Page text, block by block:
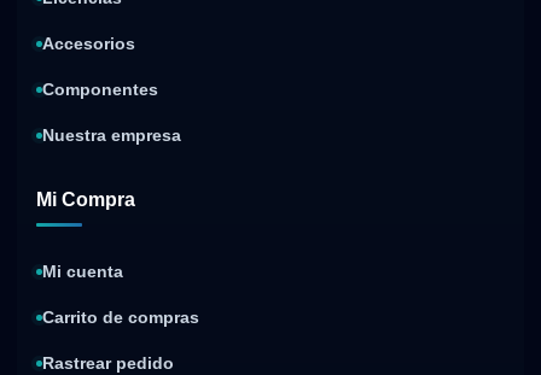
Accesorios
Componentes
Nuestra empresa
Mi Compra
Mi cuenta
Carrito de compras
Rastrear pedido